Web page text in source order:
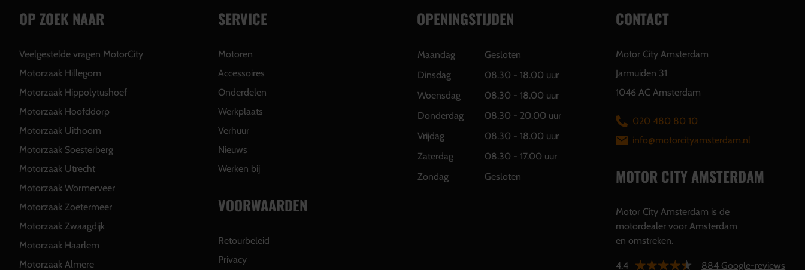
OP ZOEK NAAR
Veelgestelde vragen MotorCity
Motorzaak Hillegom
Motorzaak Hippolytushoef
Motorzaak Hoofddorp
Motorzaak Uithoorn
Motorzaak Soesterberg
Motorzaak Utrecht
Motorzaak Wormerveer
Motorzaak Zoetermeer
Motorzaak Zwaagdijk
Motorzaak Haarlem
Motorzaak Almere
SERVICE
Motoren
Accessoires
Onderdelen
Werkplaats
Verhuur
Nieuws
Werken bij
VOORWAARDEN
Retourbeleid
Privacy
OPENINGSTIJDEN
Maandag
Gesloten
Dinsdag
08.30 - 18.00 uur
Woensdag
08.30 - 18.00 uur
Donderdag
08.30 - 20.00 uur
Vrijdag
08.30 - 18.00 uur
Zaterdag
08.30 - 17.00 uur
Zondag
Gesloten
CONTACT
Motor City Amsterdam
Jarmuiden 31
1046 AC Amsterdam
020 480 80 10
info@motorcityamsterdam.nl
MOTOR CITY AMSTERDAM
Motor City Amsterdam is de
motordealer voor Amsterdam
en omstreken.
4.4 884 Google-reviews